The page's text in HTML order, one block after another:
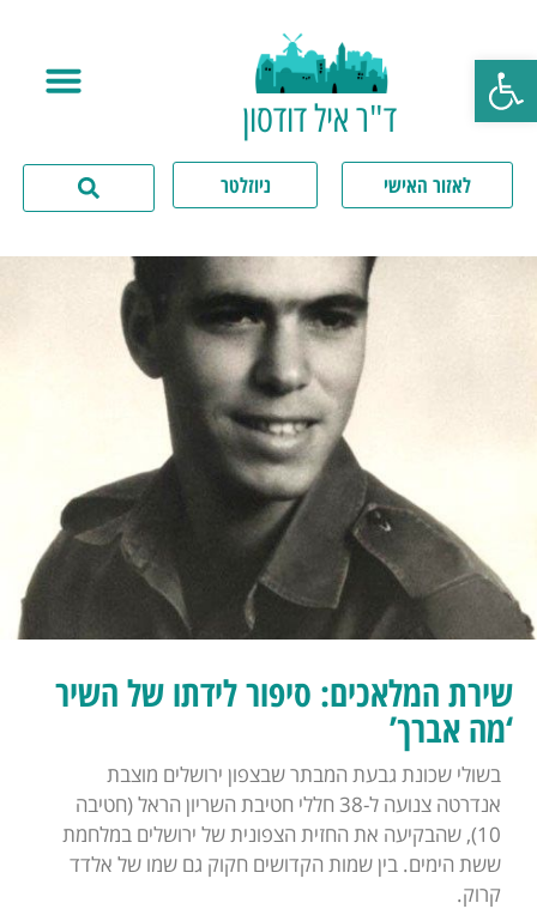
פתח סרגל נגישות
ד"ר איל דודסון
לאזור האישי ניוזלטר
שירת המלאכים: סיפור לידתו של השיר
‘מה אברך’
בשולי שכונת גבעת המבתר שבצפון ירושלים מוצבת
אנדרטה צנועה ל-38 חללי חטיבת השריון הראל (חטיבה
10), שהבקיעה את החזית הצפונית של ירושלים במלחמת
ששת הימים. בין שמות הקדושים חקוק גם שמו של אלדד
קרוק.